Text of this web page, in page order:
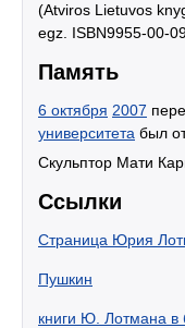
(Atviros Lietuvos
egz. ISBN9955-00-
Память
6 октября 2007
университета был
Скульптор Мати
Ссылки
Страница Юрия
Пушкин
книги Ю. Лотмана в